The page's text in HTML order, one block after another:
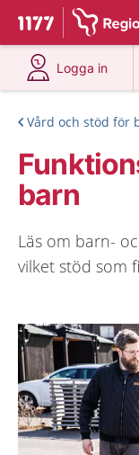
Till startsidan för
Du har
Logga in
på 1177.se
Vård och stöd för
barn
Läs om barn-
vilket stöd som